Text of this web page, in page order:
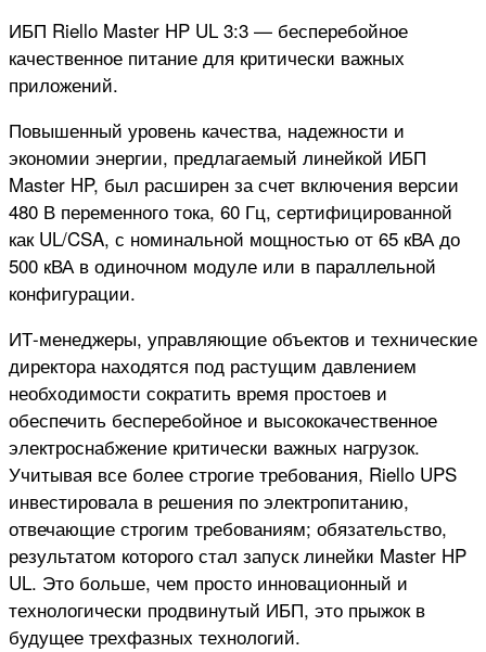
ИБП Riello Master HP UL 3:3 — бесперебойное
качественное питание для критически важных
приложений.
Повышенный уровень качества, надежности и
экономии энергии, предлагаемый линейкой ИБП
Master HP, был расширен за счет включения версии
480 В переменного тока, 60 Гц, сертифицированной
как UL/CSA, с номинальной мощностью от 65 кВА до
500 кВА в одиночном модуле или в параллельной
конфигурации.
ИТ-менеджеры, управляющие объектов и технические
директора находятся под растущим давлением
необходимости сократить время простоев и
обеспечить бесперебойное и высококачественное
электроснабжение критически важных нагрузок.
Учитывая все более строгие требования, Riello UPS
инвестировала в решения по электропитанию,
отвечающие строгим требованиям; обязательство,
результатом которого стал запуск линейки Master HP
UL. Это больше, чем просто инновационный и
технологически продвинутый ИБП, это прыжок в
будущее трехфазных технологий.